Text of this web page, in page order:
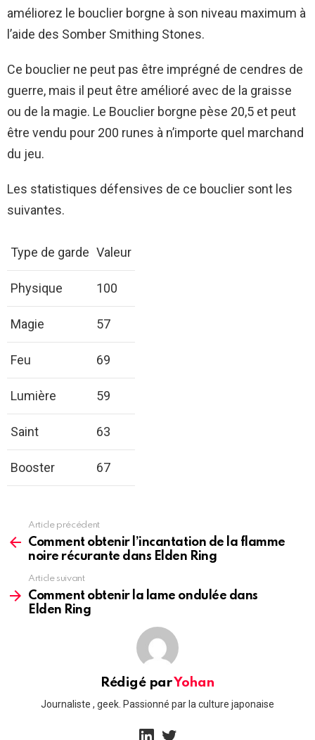
améliorez le bouclier borgne à son niveau maximum à
l’aide des Somber Smithing Stones.
Ce bouclier ne peut pas être imprégné de cendres de
guerre, mais il peut être amélioré avec de la graisse
ou de la magie. Le Bouclier borgne pèse 20,5 et peut
être vendu pour 200 runes à n’importe quel marchand
du jeu.
Les statistiques défensives de ce bouclier sont les
suivantes.
Type de garde Valeur
Physique 100
Magie 57
Feu 69
Lumière 59
Saint 63
Booster 67
more
Article précédent
Comment obtenir l’incantation de la flamme
noire récurante dans Elden Ring
Article suivant
Comment obtenir la lame ondulée dans
Elden Ring
Rédigé parYohan
Journaliste , geek. Passionné par la culture japonaise
linkedin